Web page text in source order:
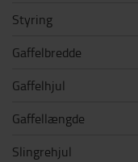
Styring
Gaffelbredde
Gaffelhjul
Gaffellængde
Slingrehjul